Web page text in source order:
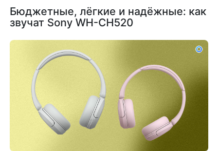
Бюджетные, лёгкие и надёжные: как
звучат Sony WH-CH520